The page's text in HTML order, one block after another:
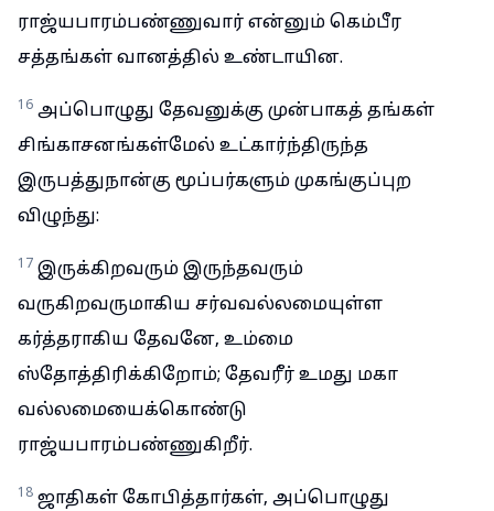
ராஜ்யபாரம்பண்ணுவார் என்னும் கெம்பீர
சத்தங்கள் வானத்தில் உண்டாயின.
16 அப்பொழுது தேவனுக்கு முன்பாகத் தங்கள்
சிங்காசனங்கள்மேல் உட்கார்ந்திருந்த
இருபத்துநான்கு மூப்பர்களும் முகங்குப்புற
விழுந்து:
17 இருக்கிறவரும் இருந்தவரும்
வருகிறவருமாகிய சர்வவல்லமையுள்ள
கர்த்தராகிய தேவனே, உம்மை
ஸ்தோத்திரிக்கிறோம்; தேவரீர் உமது மகா
வல்லமையைக்கொண்டு
ராஜ்யபாரம்பண்ணுகிறீர்.
18 ஜாதிகள் கோபித்தார்கள், அப்பொழுது